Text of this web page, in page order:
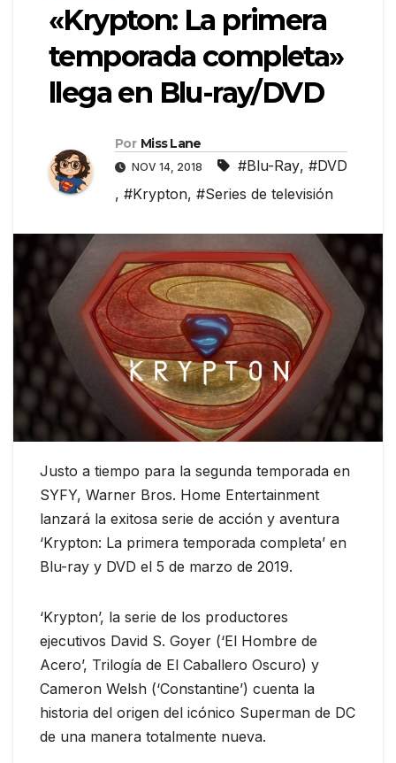
«Krypton: La primera
temporada completa»
llega en Blu-ray/DVD
Por Miss Lane
NOV 14, 2018 #Blu-Ray, #DVD
, #Krypton, #Series de televisión
Justo a tiempo para la segunda temporada en
SYFY, Warner Bros. Home Entertainment
lanzará la exitosa serie de acción y aventura
‘Krypton: La primera temporada completa’ en
Blu-ray y DVD el 5 de marzo de 2019.
‘Krypton’, la serie de los productores
ejecutivos David S. Goyer (‘El Hombre de
Acero’, Trilogía de El Caballero Oscuro) y
Cameron Welsh (‘Constantine’) cuenta la
historia del origen del icónico Superman de DC
de una manera totalmente nueva.